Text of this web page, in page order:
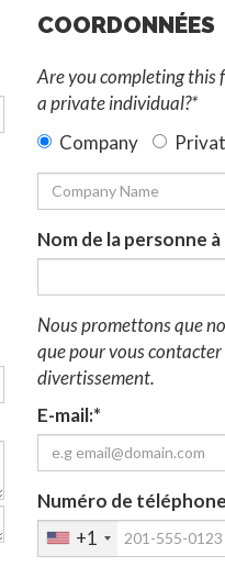
COORDONNÉES
Are you completing this
a private individual?*
Company
Nom de la personne
Nous promettons que
que pour vous
divertissement.
E-mail:*
Numéro de
+1